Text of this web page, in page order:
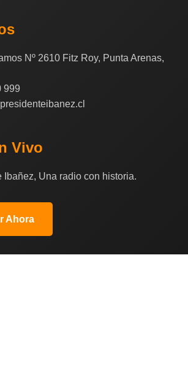
Nº 2610 Fitz Roy, Punta Arenas,
999
Vivo
Ibañez, Una radio con historia.
Ahora